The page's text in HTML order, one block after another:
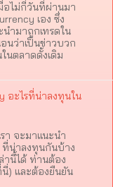
ไม่กี่วันที่ผ่านมา
เอง ซึ่ง
ำมาถูกเทรดใน
นว่าเป็นข่าวบวก
นตลาดดั้งเดิม
อะไรที่น่าลงทุนใน
า จะมาแนะนำ
ที่น่าลงทุนกันบ้าง
านี้ได้ ท่านต้อง
) และต้องยืนยัน